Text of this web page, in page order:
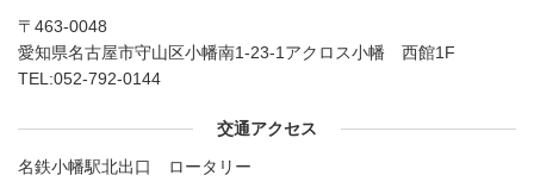
〒463-0048
愛知県名古屋市守山区小幡南1-23-1アクロス小幡 西館1F
TEL:052-792-0144
交通アクセス
名鉄小幡駅北出口 ロータリー